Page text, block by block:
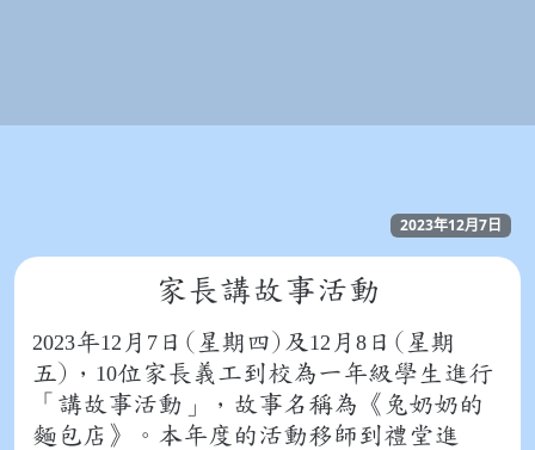
2023年12月7日
家長講故事活動
2023年12 月 7 日(星期四)及 12 月 8 日(星期
五)， 10位家長義工到校為一年級學生進行
「講故事活動」，故事名稱為《兔奶奶的
麵包店》。本年度的活動移師到禮堂進